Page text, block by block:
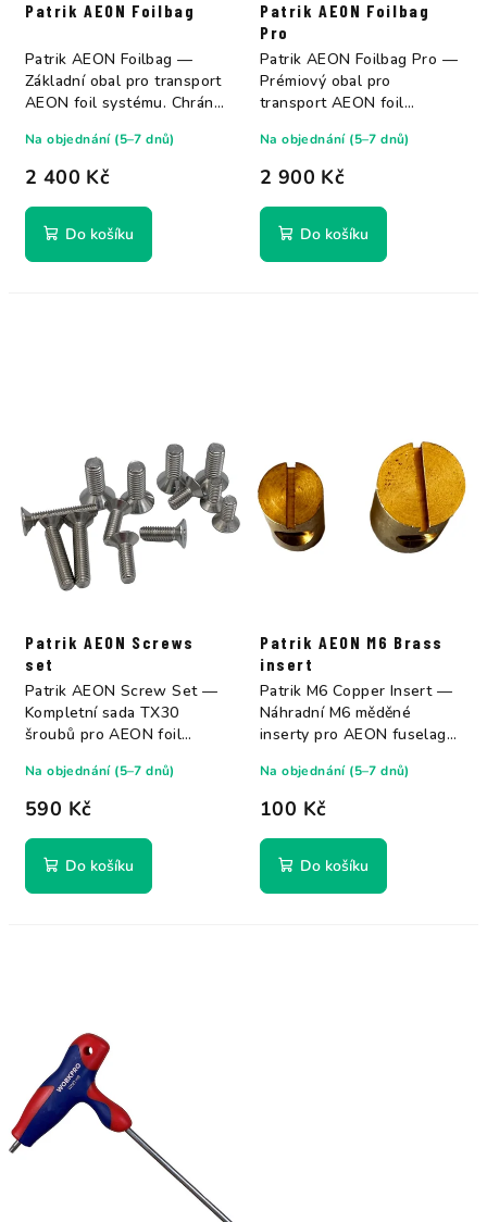
Patrik AEON Foilbag
2 400 Kč
Na objednání (5–7 dnů)
Do košíku
Patrik AEON Foilbag —
Základní obal pro transport
AEON foil systému. Chrání
Patrik AEON Foilbag
Pro
2 900 Kč
Na objednání (5–7 dnů)
Do košíku
Patrik AEON Foilbag Pro —
Prémiový obal pro
transport AEON foil
Patrik AEON Screws
set
590 Kč
Na objednání (5–7 dnů)
Do košíku
Patrik AEON Screw Set —
Kompletní sada TX30
šroubů pro AEON foil
Patrik AEON M6 Brass
insert
100 Kč
Na objednání (5–7 dnů)
Do košíku
Patrik M6 Copper Insert —
Náhradní M6 měděné
inserty pro AEON fuselage